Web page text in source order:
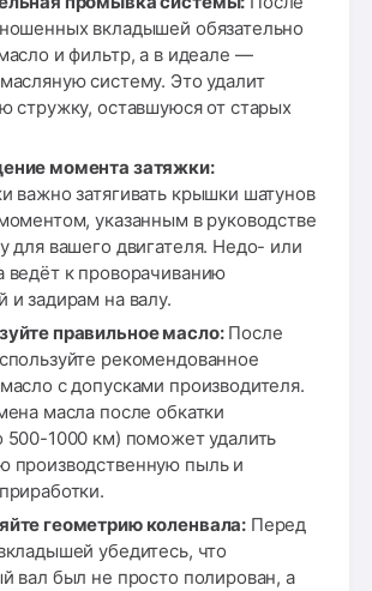
вкладышей обязательно
и фильтр, а в идеале —
систему. Это удалит
стружку, оставшуюся от старых
момента затяжки:
важно затягивать крышки шатунов
указанным в руководстве
для вашего двигателя. Недо- или
ведёт к проворачиванию
и задирам на валу.
правильное масло:После
рекомендованное
с допусками производителя.
масла после обкатки
500-1000 км) поможет удалить
производственную пыль и
геометрию коленвала: Перед
убедитесь, что
вал был не просто полирован, а